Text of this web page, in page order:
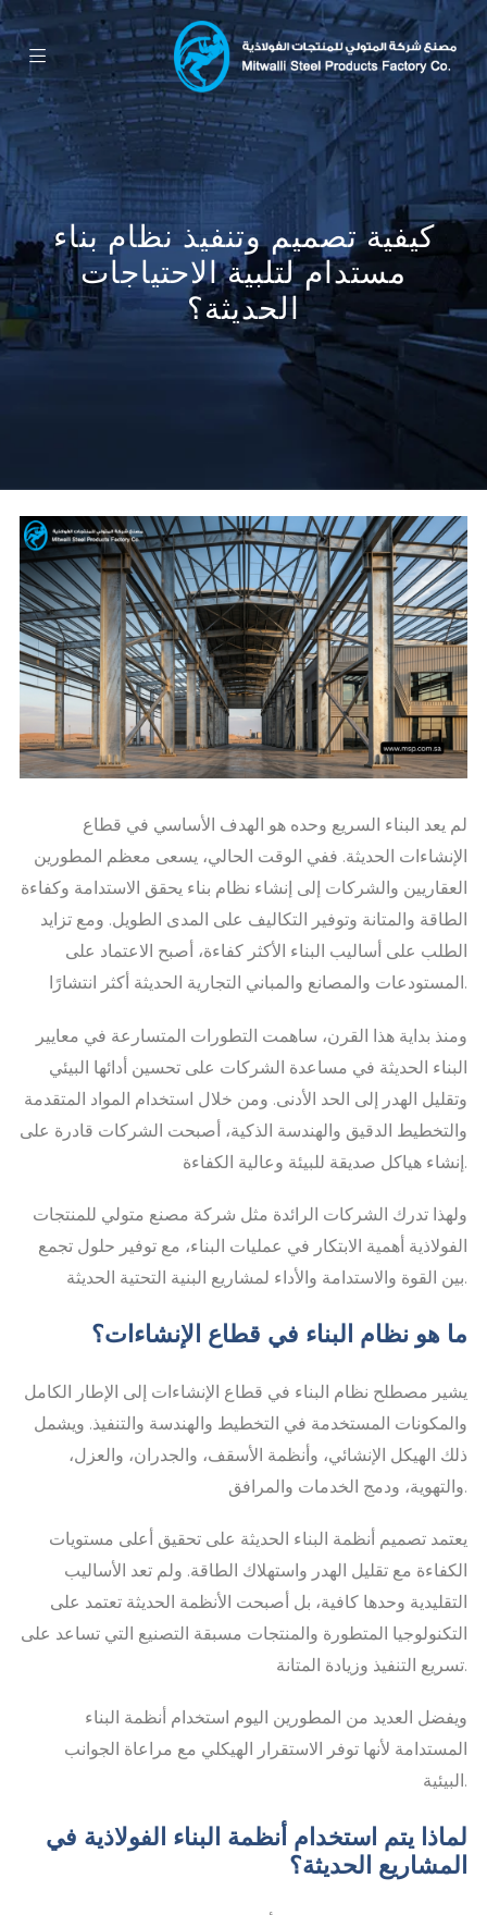
كيفية تصميم وتنفيذ نظام بناء
مستدام لتلبية الاحتياجات
الحديثة؟
لم يعد البناء السريع وحده هو الهدف الأساسي في قطاع
الإنشاءات الحديثة. ففي الوقت الحالي، يسعى معظم المطورين
العقاريين والشركات إلى إنشاء نظام بناء يحقق الاستدامة وكفاءة
الطاقة والمتانة وتوفير التكاليف على المدى الطويل. ومع تزايد
الطلب على أساليب البناء الأكثر كفاءة، أصبح الاعتماد على
المستودعات والمصانع والمباني التجارية الحديثة أكثر انتشارًا.
ومنذ بداية هذا القرن، ساهمت التطورات المتسارعة في معايير
البناء الحديثة في مساعدة الشركات على تحسين أدائها البيئي
وتقليل الهدر إلى الحد الأدنى. ومن خلال استخدام المواد المتقدمة
والتخطيط الدقيق والهندسة الذكية، أصبحت الشركات قادرة على
إنشاء هياكل صديقة للبيئة وعالية الكفاءة.
ولهذا تدرك الشركات الرائدة مثل شركة مصنع متولي للمنتجات
الفولاذية أهمية الابتكار في عمليات البناء، مع توفير حلول تجمع
بين القوة والاستدامة والأداء لمشاريع البنية التحتية الحديثة.
ما هو نظام البناء في قطاع الإنشاءات؟
يشير مصطلح نظام البناء في قطاع الإنشاءات إلى الإطار الكامل
والمكونات المستخدمة في التخطيط والهندسة والتنفيذ. ويشمل
ذلك الهيكل الإنشائي، وأنظمة الأسقف، والجدران، والعزل،
والتهوية، ودمج الخدمات والمرافق.
يعتمد تصميم أنظمة البناء الحديثة على تحقيق أعلى مستويات
الكفاءة مع تقليل الهدر واستهلاك الطاقة. ولم تعد الأساليب
التقليدية وحدها كافية، بل أصبحت الأنظمة الحديثة تعتمد على
التكنولوجيا المتطورة والمنتجات مسبقة التصنيع التي تساعد على
تسريع التنفيذ وزيادة المتانة.
ويفضل العديد من المطورين اليوم استخدام أنظمة البناء
المستدامة لأنها توفر الاستقرار الهيكلي مع مراعاة الجوانب
البيئية.
لماذا يتم استخدام أنظمة البناء الفولاذية في
المشاريع الحديثة؟